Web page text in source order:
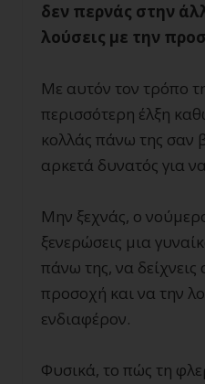
δεν περνάς στην
λούσεις με την
Με αυτόν τον τρόπο
περισσότερη έλξη
κολλάς πάνω της σαν
αρκετά δυνατός για
Μην ξεχνάς, ο
ξενερώσεις μια
πάνω της, να
προσοχή και να την
ενδιαφέρον.
Φυσικά, το πώς τη